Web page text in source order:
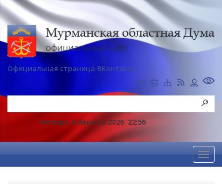
Официальная страница ВКонтакте
Четверг, 6 Августа 2026 22:56